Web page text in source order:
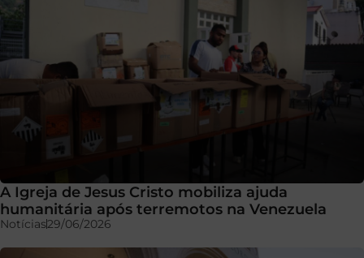
A Igreja de Jesus Cristo mobiliza ajuda
humanitária após terremotos na Venezuela
Notícias29/06/2026